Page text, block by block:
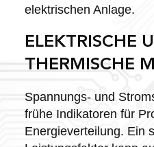
elektrischen Anlage.
ELEKTRISCHE
THERMISCHE
Spannungs- und
frühe Indikatoren für
Energieverteilung. Ein